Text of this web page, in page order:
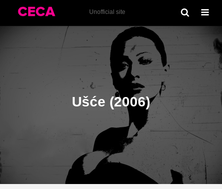
Unofficial site
Tekstovi
Ušće (2006)